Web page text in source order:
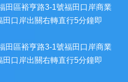
田區裕亨路3-1號福田口岸商業
田口岸出關右轉直行5分鐘即
田區裕亨路3-1號福田口岸商業
田口岸出關右轉直行5分鐘即